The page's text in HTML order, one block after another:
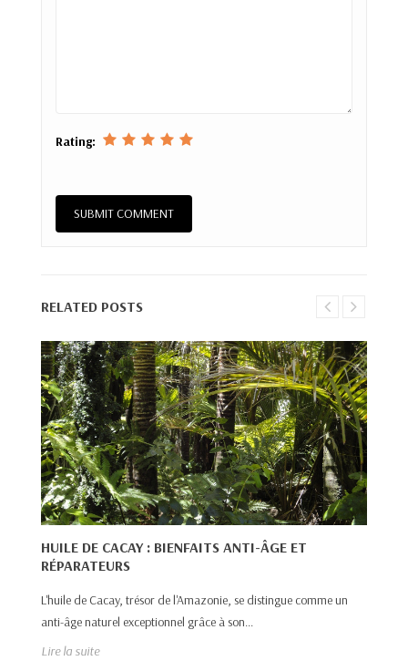
Rating:
RELATED POSTS
HUILE DE CACAY : BIENFAITS ANTI-ÂGE ET
RÉPARATEURS
L'huile de Cacay, trésor de l'Amazonie, se distingue comme un
anti-âge naturel exceptionnel grâce à son...
Lire la suite